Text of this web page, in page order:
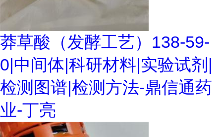
莽草酸（发酵工艺）138-59-
0|中间体|科研材料|实验试剂|
检测图谱|检测方法-鼎信通药
业-丁亮